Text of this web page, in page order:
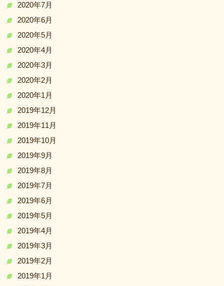
2020年7月
2020年6月
2020年5月
2020年4月
2020年3月
2020年2月
2020年1月
2019年12月
2019年11月
2019年10月
2019年9月
2019年8月
2019年7月
2019年6月
2019年5月
2019年4月
2019年3月
2019年2月
2019年1月